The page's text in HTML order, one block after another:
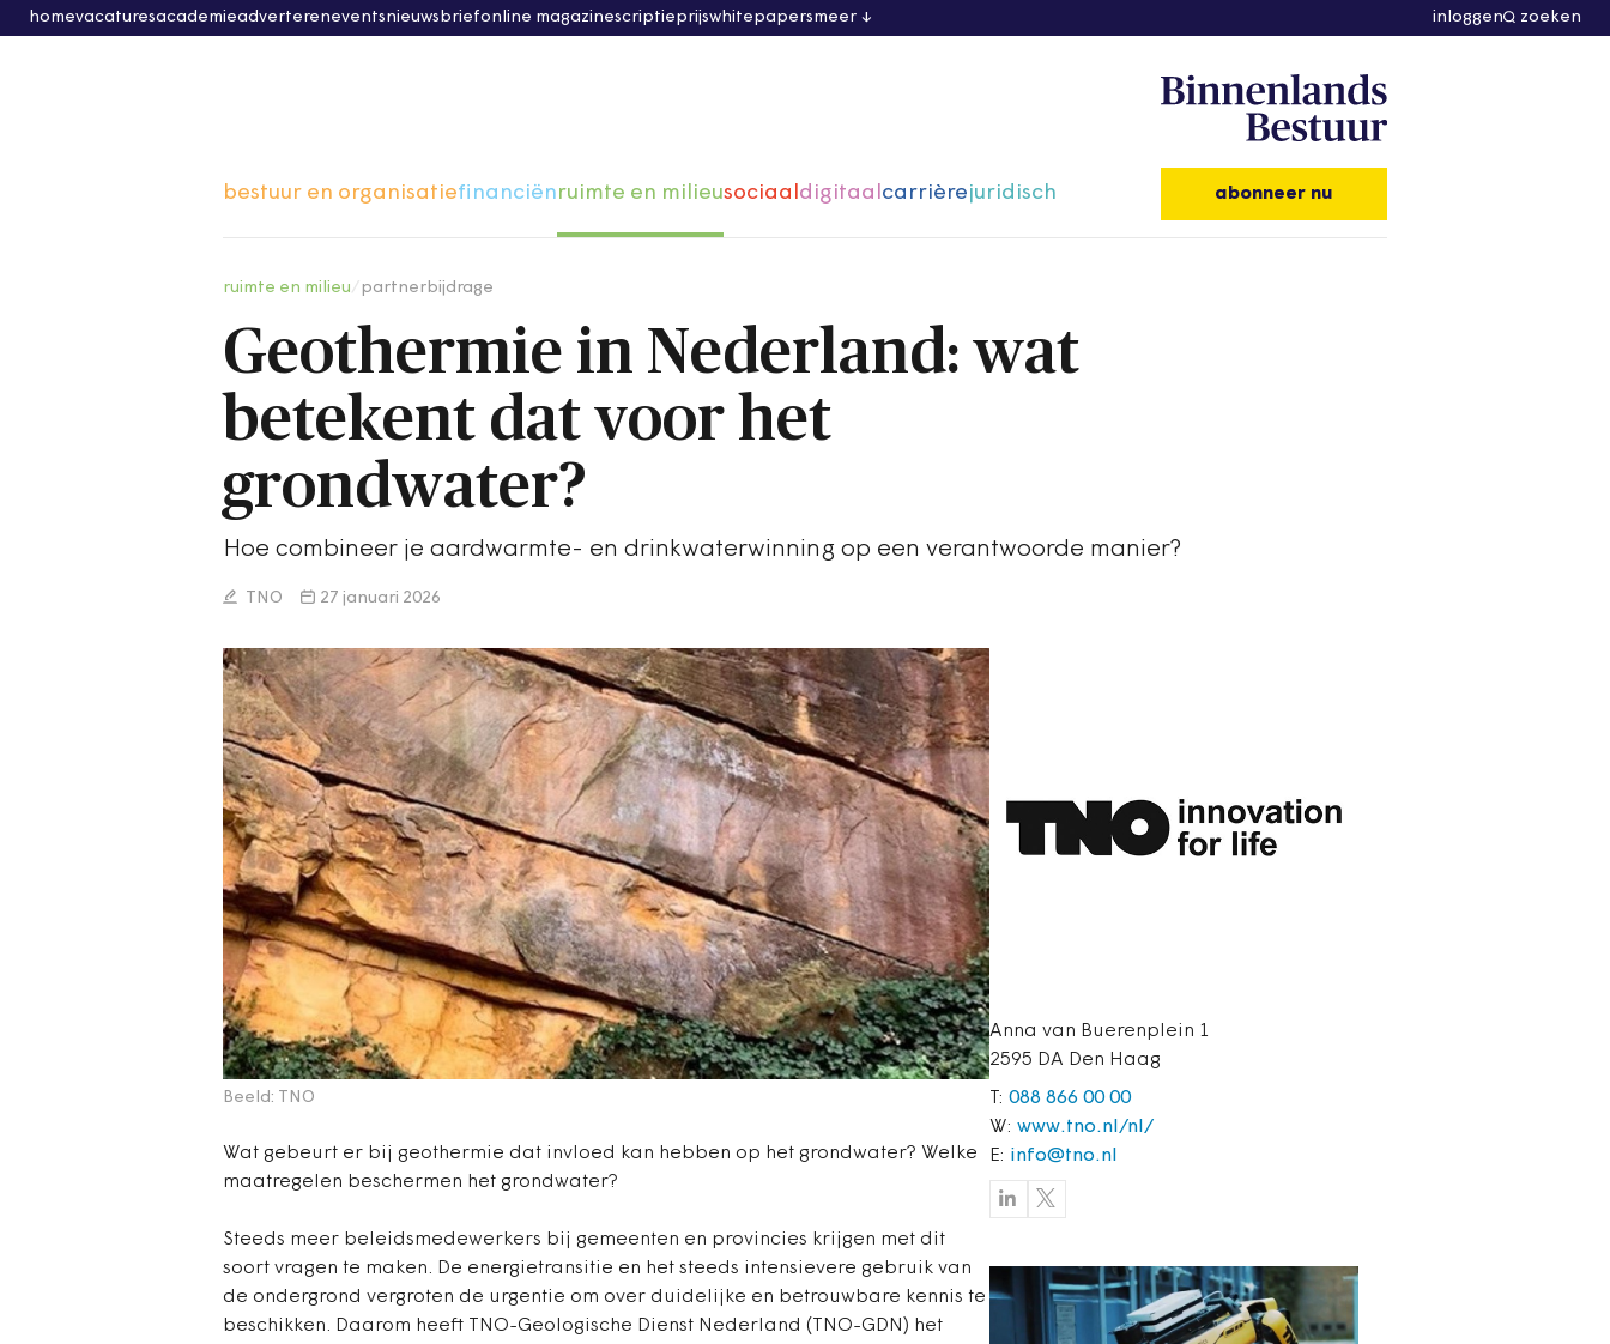
homevacaturesacademieadvertereneventsnieuwsbriefonline magazinescriptieprijswhitepapersmeer inloggen zoeken
bestuur en organisatiefinanciënruimte en milieusociaaldigitaalcarrièrejuridisch abonneer nu
ruimte en milieu partnerbijdrage
Geothermie in Nederland: wat
betekent dat voor het
grondwater?
Hoe combineer je aardwarmte- en drinkwaterwinning op een verantwoorde manier?
TNO 27 januari 2026
Beeld: TNO
Wat gebeurt er bij geothermie dat invloed kan hebben op het grondwater? Welke
maatregelen beschermen het grondwater?
Steeds meer beleidsmedewerkers bij gemeenten en provincies krijgen met dit
soort vragen te maken. De energietransitie en het steeds intensievere gebruik van
de ondergrond vergroten de urgentie om over duidelijke en betrouwbare kennis te
beschikken. Daarom heeft TNO-Geologische Dienst Nederland (TNO-GDN) het
Anna van Buerenplein 1
2595 DA Den Haag
T: 088 866 00 00
W: www.tno.nl/nl/
E: info@tno.nl